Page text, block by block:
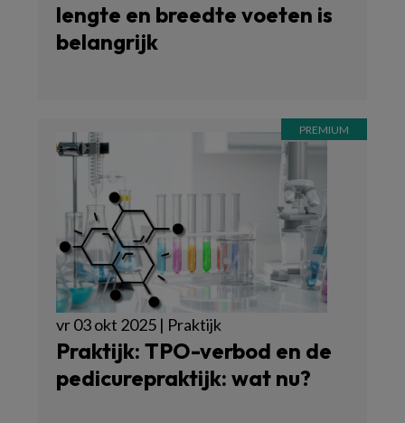
lengte en breedte voeten is
belangrijk
vr 03 okt 2025 | Praktijk
Praktijk: TPO-verbod en de
pedicurepraktijk: wat nu?